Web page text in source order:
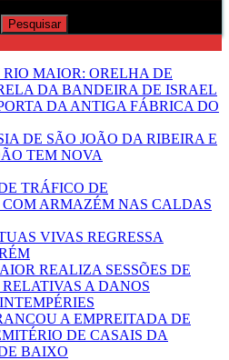
MAIOR: ORELHA DE
DA BANDEIRA DE ISRAEL
DA ANTIGA FÁBRICA DO
DE SÃO JOÃO DA RIBEIRA E
TEM NOVA
TRÁFICO DE
COM ARMAZÉM NAS CALDAS
VIVAS REGRESSA
REALIZA SESSÕES DE
A DANOS
A EMPREITADA DE
DE CASAIS DA
BAIXO